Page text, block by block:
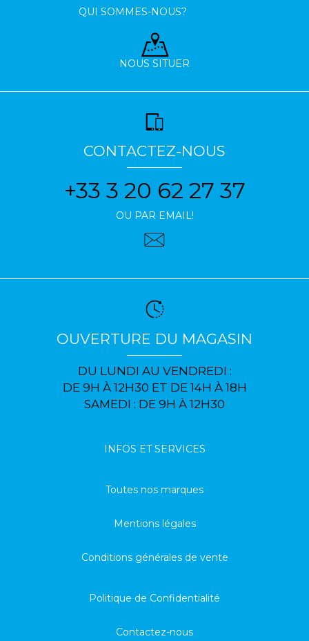
QUI SOMMES-NOUS?
NOUS SITUER
CONTACTEZ-NOUS
+33 3 20 62 27 37
OU PAR EMAIL!
OUVERTURE DU MAGASIN
DU LUNDI AU VENDREDI :
DE 9H À 12H30 ET DE 14H À 18H
SAMEDI : DE 9H À 12H30
INFOS ET SERVICES
Toutes nos marques
Mentions légales
Conditions générales de vente
Politique de Confidentialité
Contactez-nous